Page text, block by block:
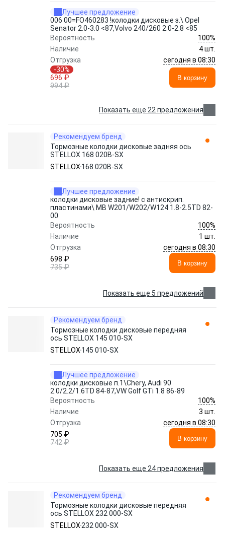
Лучшее предложение
006 00=FO460283 !колодки дисковые з.\ Opel
Senator 2.0-3.0 <87,Volvo 240/260 2.0-2.8 <85
Вероятность
100%
Наличие
4 шт.
Отгрузка
сегодня в 08:30
-30%
696 ₽
994 ₽
В корзину
Показать еще 22 предложения
Рекомендуем бренд
Тормозные колодки дисковые задняя ось
STELLOX 168 020B-SX
STELLOX 168 020B-SX
Лучшее предложение
колодки дисковые задние! с антискрип.
пластинами\ MB W201/W202/W124 1.8-2.5TD 82-
00
Вероятность
100%
Наличие
1 шт.
Отгрузка
сегодня в 08:30
698 ₽
735 ₽
В корзину
Показать еще 5 предложений
Рекомендуем бренд
Тормозные колодки дисковые передняя
ось STELLOX 145 010-SX
STELLOX 145 010-SX
Лучшее предложение
колодки дисковые п.1\Chery, Audi 90
2.0/2.2/1.6TD 84-87,VW Golf GTi 1.8 86-89
Вероятность
100%
Наличие
3 шт.
Отгрузка
сегодня в 08:30
705 ₽
742 ₽
В корзину
Показать еще 24 предложения
Рекомендуем бренд
Тормозные колодки дисковые передняя
ось STELLOX 232 000-SX
STELLOX 232 000-SX